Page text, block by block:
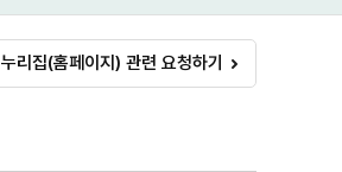
누리집(홈페이지) 관련 요청하기